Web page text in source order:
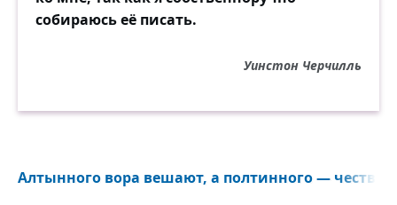
собираюсь её писать.
Уинстон Черчилль
Алтынного вора вешают, а полтинного —